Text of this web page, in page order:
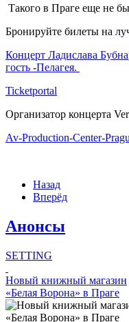
Такого в Праге еще не
Бронируйте билеты на
Концерт Ладислава
гость -Пелагея.
Ticketportal
Организатор концерта
Av-Production-Center-
Назад
Вперёд
Анонсы
SETTING
Check all
Главное
Концерты
Новый книжный магазин
«Белая Ворона» в Праге